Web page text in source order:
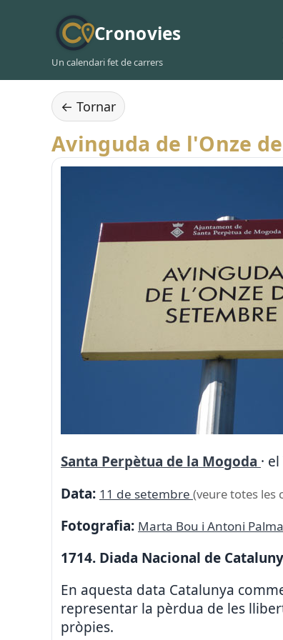
Cronovies
Un calendari fet de carrers
← Tornar
Avinguda de l'Onze
Santa Perpètua de la Mogoda ·
Data: 11 de setembre (veure totes les
Fotografia: Marta Bou i Antoni
1714. Diada Nacional de
En aquesta data Catalunya
representar la pèrdua de les
pròpies.